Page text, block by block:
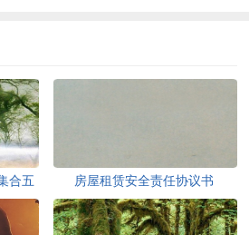
合五
房屋租赁安全责任协议书